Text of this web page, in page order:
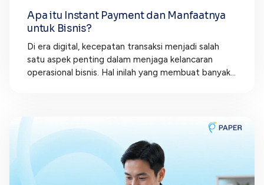
Apa itu Instant Payment dan Manfaatnya
untuk Bisnis?
Di era digital, kecepatan transaksi menjadi salah
satu aspek penting dalam menjaga kelancaran
operasional bisnis. Hal inilah yang membuat banyak...